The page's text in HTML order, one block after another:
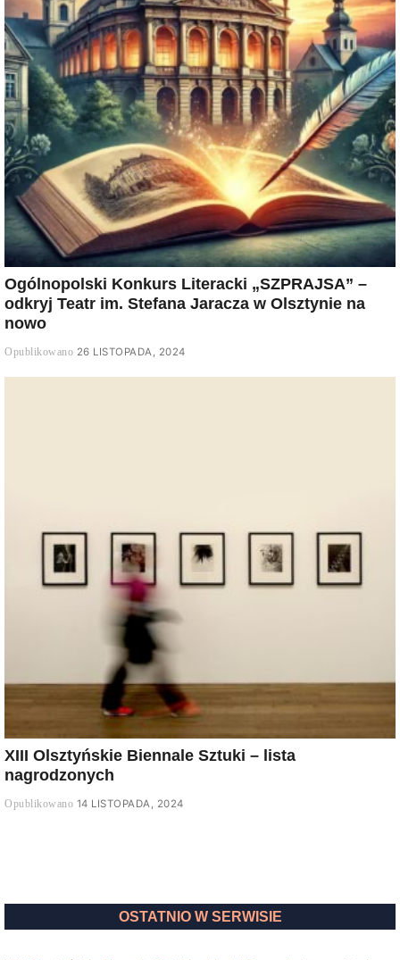
Ogólnopolski Konkurs Literacki „SZPRAJSA” –
odkryj Teatr im. Stefana Jaracza w Olsztynie na
nowo
26 LISTOPADA, 2024
XIII Olsztyńskie Biennale Sztuki – lista
nagrodzonych
14 LISTOPADA, 2024
OSTATNIO W SERWISIE